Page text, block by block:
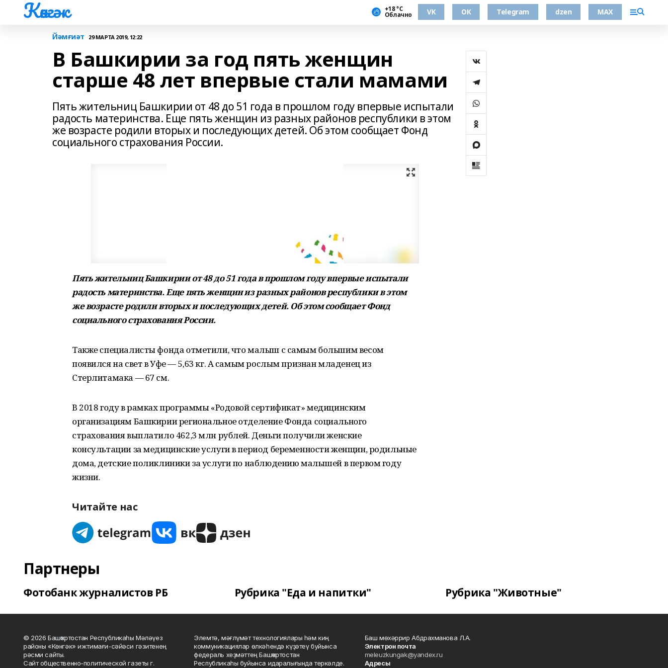
Көнгәк +18 °С
Облачно VK ОК Telegram dzen MAX
Йәмғиәт 29 МАРТА 2019, 12:22
В Башкирии за год пять женщин
старше 48 лет впервые стали мамами
Пять жительниц Башкирии от 48 до 51 года в прошлом году впервые испытали
радость материнства. Еще пять женщин из разных районов республики в этом
же возрасте родили вторых и последующих детей. Об этом сообщает Фонд
социального страхования России.
Пять жительниц Башкирии от 48 до 51 года в прошлом году впервые испытали
радость материнства. Еще пять женщин из разных районов республики в этом
же возрасте родили вторых и последующих детей. Об этом сообщает Фонд
социального страхования России.
Также специалисты фонда отметили, что малыш с самым большим весом
появился на свет в Уфе — 5,63 кг. А самым рослым признан младенец из
Стерлитамака — 67 см.
В 2018 году в рамках программы «Родовой сертификат» медицинским
организациям Башкирии региональное отделение Фонда социального
страхования выплатило 462,3 млн рублей. Деньги получили женские
консультации за медицинские услуги в период беременности женщин, родильные
дома, детские поликлиники за услуги по наблюдению малышей в первом году
жизни.
Читайте нас
Партнеры
Фотобанк журналистов РБ Рубрика "Еда и напитки" Рубрика "Животные"
© 2026 Башҡортостан Республикаһы Мәләүез
районы «Көнгәк» ижтимағи-сәйәси гәзитенең
рәсми сайты.
Сайт общественно-политической газеты г.
Элемтә, мәғлүмәт технологиялары һәм киң
коммуникациялар өлкәһендә күҙәтеү буйынса
федераль хеҙмәттең Башҡортостан
Республикаһы буйынса идаралығында теркәлде.
Баш мөхәррир Абдрахманова Л.А.
Электрон почта
meleuzkungak@yandex.ru
Адресы